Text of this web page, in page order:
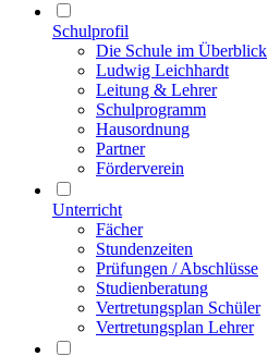
Schulprofil
Die Schule im Überblick
Ludwig Leichhardt
Leitung & Lehrer
Schulprogramm
Hausordnung
Partner
Förderverein
Unterricht
Fächer
Stundenzeiten
Prüfungen / Abschlüsse
Studienberatung
Vertretungsplan Schüler
Vertretungsplan Lehrer